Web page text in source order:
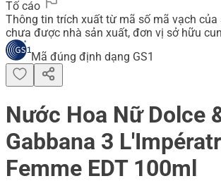
Tố cáo
Thông tin trích xuất từ mã số mã vạch của
chưa được nhà sản xuất, đơn vị sở hữu
Mã đúng định dạng GS1
Nước Hoa Nữ Dolce
Gabbana 3
Femme EDT 100ml